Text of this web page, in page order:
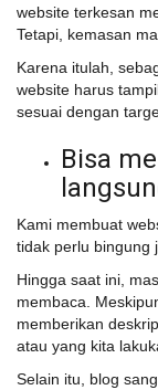
website terkesan
Tetapi, kemasan
Karena itulah,
website harus
sesuai dengan
Bisa
Kami membuat
tidak perlu bingung
Hingga saat ini,
membaca.
memberikan
atau yang kita
Selain itu, blog